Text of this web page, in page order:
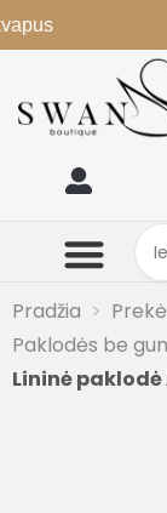
Pradžia
Paklodės be
Lininė paklodė